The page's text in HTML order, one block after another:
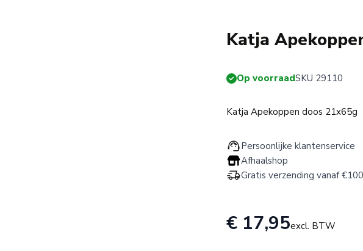
Katja
Op voorraadSKU 29110
Katja Apekoppen doos 21x65g
Persoonlijke klantenservice
Afhaalshop
Gratis verzending vanaf
€ 17,95excl. BTW